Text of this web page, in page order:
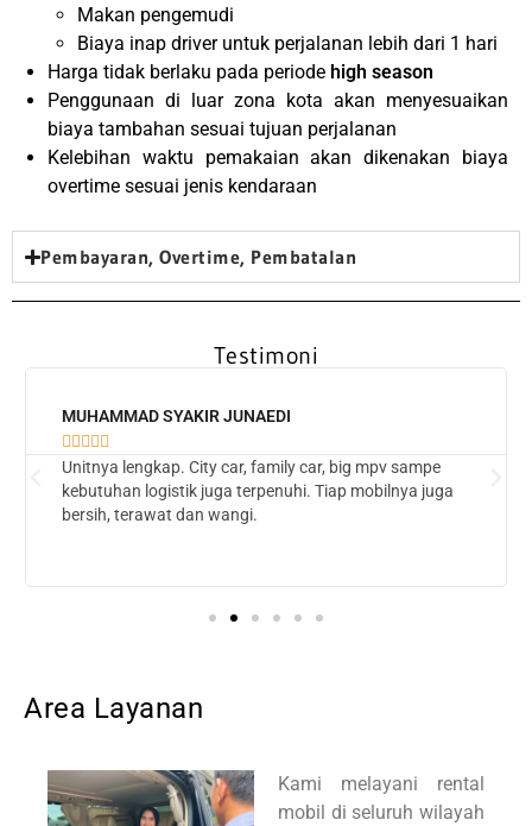
Makan pengemudi
Biaya inap driver untuk perjalanan lebih dari 1 hari
Harga tidak berlaku pada periode high season
Penggunaan di luar zona kota akan menyesuaikan
biaya tambahan sesuai tujuan perjalanan
Kelebihan waktu pemakaian akan dikenakan biaya
overtime sesuai jenis kendaraan
Pembayaran, Overtime, Pembatalan
Testimoni
MUHAMMAD SYAKIR JUNAEDI
    
Unitnya lengkap. City car, family car, big mpv sampe
kebutuhan logistik juga terpenuhi. Tiap mobilnya juga
bersih, terawat dan wangi.
Area Layanan
Kami melayani rental
mobil di seluruh wilayah